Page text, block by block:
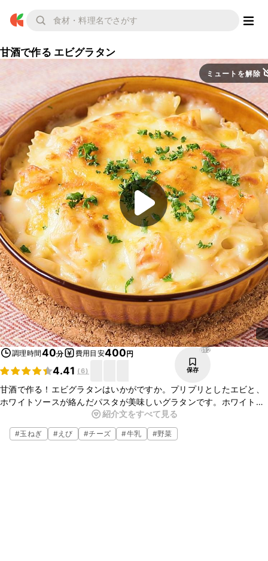
甘酒で作る エビグラタン
ミュートを解除
調理時間40分 費用目安400円
4.41 (6)
612
保存
甘酒で作る！エビグラタンはいかがですか。プリプリとしたエビと、
ホワイトソースが絡んだパスタが美味しいグラタンです。ホワイト
ソースに甘酒を入れることによって、とてもあっさりとしたソースに
仕上がりますよ。ぜひお試しください。
紹介文をすべて見る
#玉ねぎ #えび #チーズ #牛乳 #野菜